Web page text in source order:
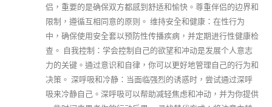
侣，重要的是确保双方都感到舒适和愉快。尊重伴侣的边界和
限制，遵循互相同意的原则。 维持安全和健康：在性行为
中，确保使用安全套以预防性传播疾病，并定期进行性健康检
查。 自我控制：学会控制自己的欲望和冲动是发展个人意志
力的关键。通过意识和自律，你可以更好地管理自己的行为和
决策。 深呼吸和冷静：当面临强烈的诱惑时，尝试通过深呼
吸来冷静自己。深呼吸可以帮助减轻焦虑和冲动，并为你提供